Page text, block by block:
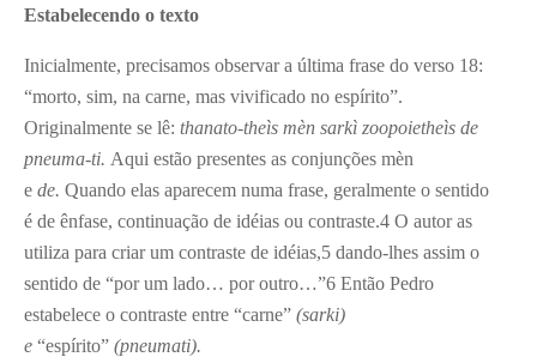
Estabelecendo o texto
Inicialmente, precisamos observar a última frase do verso 18:
“morto, sim, na carne, mas vivificado no espírito”.
Originalmente se lê: thanato-theìs mèn sarkì zoopoietheìs de
pneuma-ti. Aqui estão presentes as conjunções mèn
e de. Quando elas aparecem numa frase, geralmente o sentido
é de ênfase, continuação de idéias ou contraste.4 O autor as
utiliza para criar um contraste de idéias,5 dando-lhes assim o
sentido de “por um lado… por outro…”6 Então Pedro
estabelece o contraste entre “carne” (sarki)
e “espírito” (pneumati).